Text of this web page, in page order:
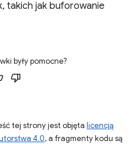
takich jak buforowanie
były pomocne?
tej strony jest objęta licencją
4.0, a fragmenty kodu są